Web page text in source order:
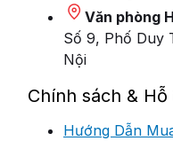
Văn phòng
Số 9, Phố Duy
Nội
Chính sách &
Hướng Dẫn